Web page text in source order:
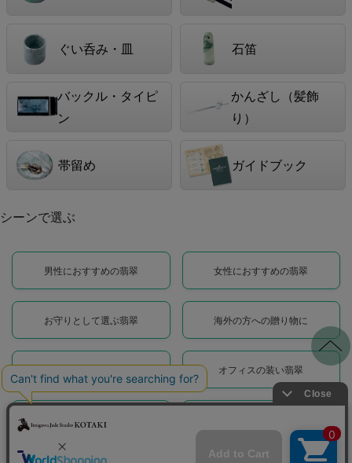
ぐい呑み・皿 石笛
バックル・タイピ
ン
かんざし（髪飾
り）
帯留め ガイドブック
シーンで選ぶ
男性におすすめの翡翠 女性におすすめの翡翠
お守りとして選ぶ翡翠 海外の方への贈り物に
翡翠婚の贈り物に オフィスの装い翡翠